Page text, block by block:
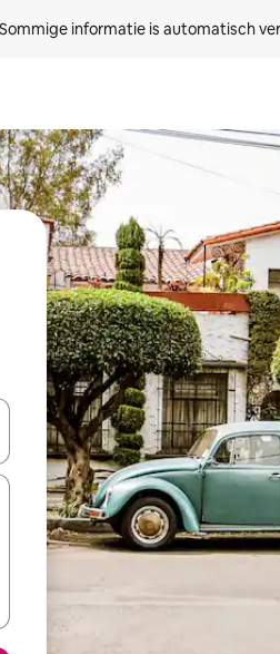
Sommige informatie is automatisch
keuze met je de pijltjestoetsen